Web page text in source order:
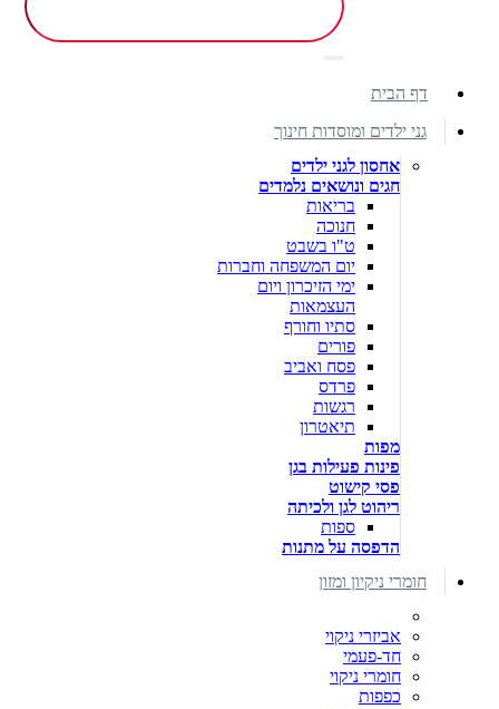
דף הבית
גני ילדים ומוסדות חינוך
אחסון לגני ילדים
חגים ונושאים נלמדים
בריאות
חנוכה
ט"ו בשבט
יום המשפחה וחברות
ימי הזיכרון ויום
העצמאות
סתיו וחורף
פורים
פסח ואביב
פרדס
רגשות
תיאטרון
מפות
פינות פעילות בגן
פסי קישוט
ריהוט לגן ולכיתה
ספות
הדפסה על מתנות
חומרי ניקיון ומזון
אביזרי ניקוי
חד-פעמי
חומרי ניקוי
כפפות